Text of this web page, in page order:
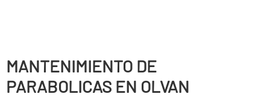
MANTENIMIENTO DE
PARABOLICAS EN OLVAN